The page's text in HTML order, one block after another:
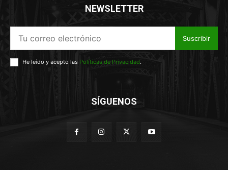
NEWSLETTER
Suscribir
He leído y acepto las Políticas de Privacidad.
SÍGUENOS